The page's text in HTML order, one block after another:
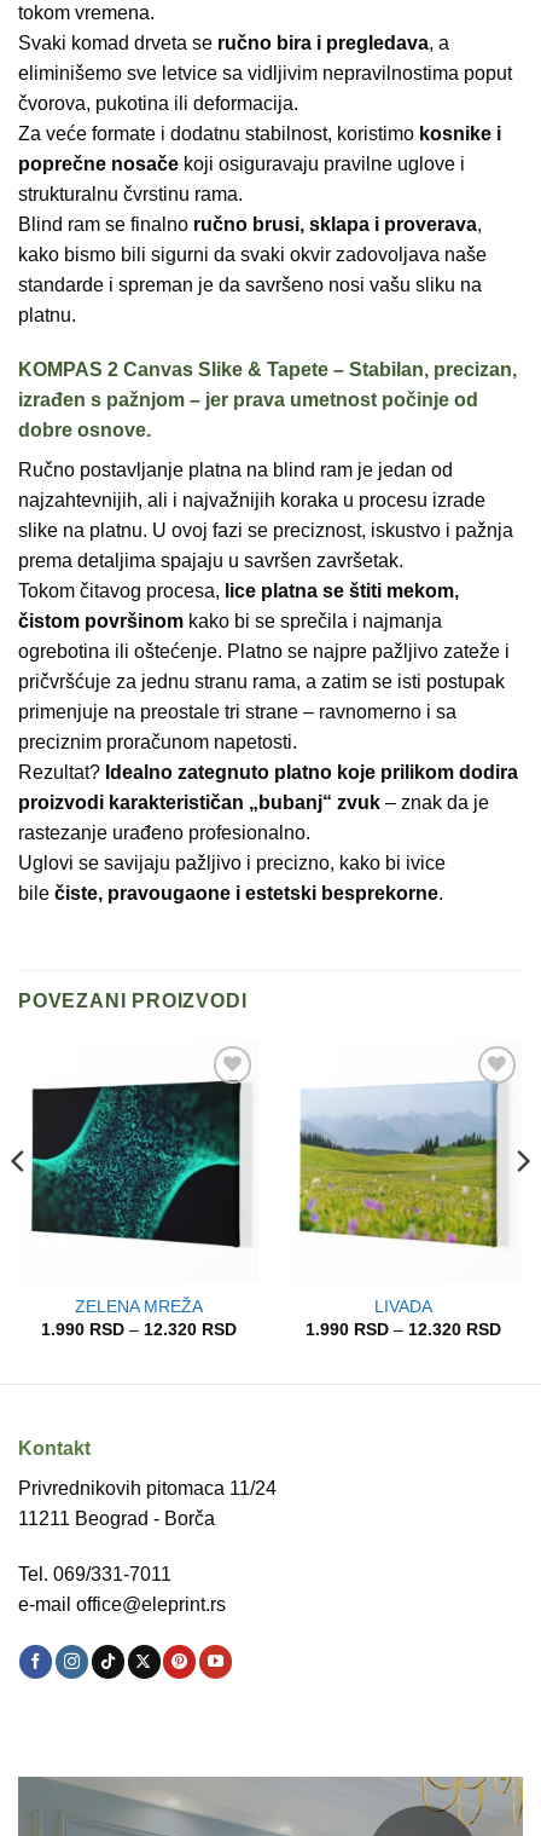
tokom vremena.
Svaki komad drveta se ručno bira i pregledava, a
eliminišemo sve letvice sa vidljivim nepravilnostima poput
čvorova, pukotina ili deformacija.
Za veće formate i dodatnu stabilnost, koristimo kosnike i
poprečne nosače koji osiguravaju pravilne uglove i
strukturalnu čvrstinu rama.
Blind ram se finalno ručno brusi, sklapa i proverava,
kako bismo bili sigurni da svaki okvir zadovoljava naše
standarde i spreman je da savršeno nosi vašu sliku na
platnu.
KOMPAS 2 Canvas Slike & Tapete – Stabilan, precizan,
izrađen s pažnjom – jer prava umetnost počinje od
dobre osnove.
Ručno postavljanje platna na blind ram je jedan od
najzahtevnijih, ali i najvažnijih koraka u procesu izrade
slike na platnu. U ovoj fazi se preciznost, iskustvo i pažnja
prema detaljima spajaju u savršen završetak.
Tokom čitavog procesa, lice platna se štiti mekom,
čistom površinom kako bi se sprečila i najmanja
ogrebotina ili oštećenje. Platno se najpre pažljivo zateže i
pričvršćuje za jednu stranu rama, a zatim se isti postupak
primenjuje na preostale tri strane – ravnomerno i sa
preciznim proračunom napetosti.
Rezultat? Idealno zategnuto platno koje prilikom dodira
proizvodi karakterističan „bubanj“ zvuk – znak da je
rastezanje urađeno profesionalno.
Uglovi se savijaju pažljivo i precizno, kako bi ivice
bile čiste, pravougaone i estetski besprekorne.
POVEZANI PROIZVODI
ZELENA MREŽA
1.990 RSD – 12.320 RSDRaspon
wishlist
LIVADA
1.990 RSD – 12.320 RSD
Kontakt
Privrednikovih pitomaca 11/24
11211 Beograd - Borča
Tel. 069/331-7011
e-mail office@eleprint.rs